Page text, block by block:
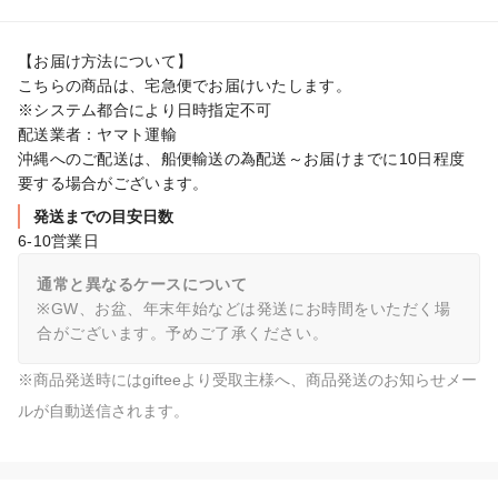
【お届け方法について】
こちらの商品は、宅急便でお届けいたします。
※システム都合により日時指定不可
配送業者：ヤマト運輸
沖縄へのご配送は、船便輸送の為配送～お届けまでに10日程度
要する場合がございます。
発送までの目安日数
6-10営業日
通常と異なるケースについて
※GW、お盆、年末年始などは発送にお時間をいただく場
合がございます。予めご了承ください。
※商品発送時にはgifteeより受取主様へ、商品発送のお知らせメー
ルが自動送信されます。